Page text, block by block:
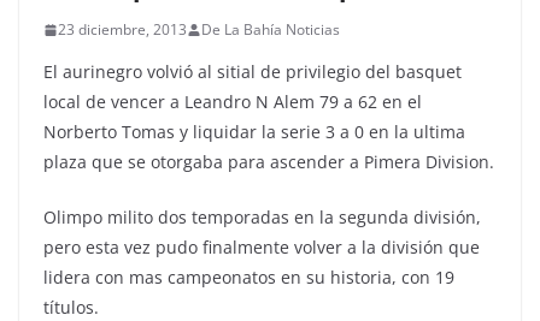
23 diciembre, 2013 De La Bahía Noticias
El aurinegro volvió al sitial de privilegio del basquet
local de vencer a Leandro N Alem 79 a 62 en el
Norberto Tomas y liquidar la serie 3 a 0 en la ultima
plaza que se otorgaba para ascender a Pimera Division.
Olimpo milito dos temporadas en la segunda división,
pero esta vez pudo finalmente volver a la división que
lidera con mas campeonatos en su historia, con 19
títulos.